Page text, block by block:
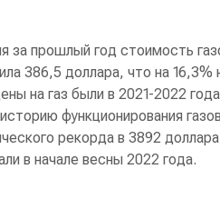
за прошлый год стоимость
386,5 доллара, что на
на газ были в 2021-2022
функционирования
рекорда в 3892
в начале весны 2022 года.